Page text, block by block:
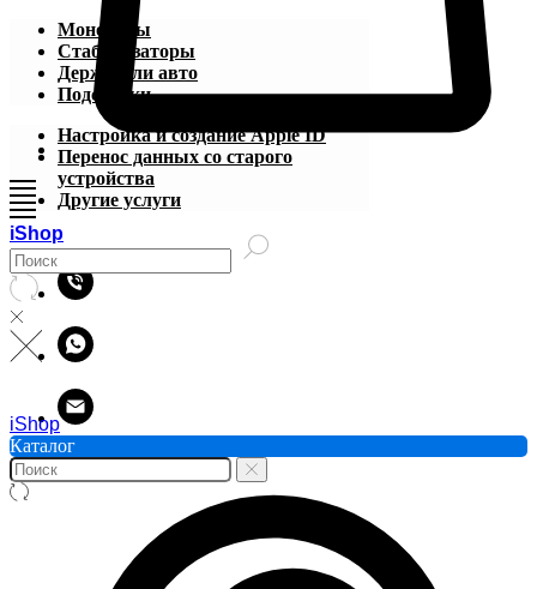
iShop
Моноподы
Стабилизаторы
Держатели авто
Подставки
Настройка и создание Apple ID
Перенос данных со старого
устройства
Другие услуги
iShop
Каталог